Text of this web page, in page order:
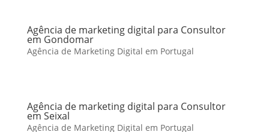
Agência de marketing digital para Consultor
em Gondomar
Agência de Marketing Digital em Portugal
Agência de marketing digital para Consultor
em Seixal
Agência de Marketing Digital em Portugal